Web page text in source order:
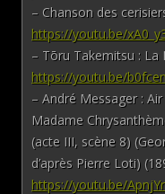
– Chanson des
https://youtu.be/
– Tōru Takemitsu : La
https://youtu.be/
– André Messager :
Madame
(acte III, scène 8)
d’après Pierre Loti)
https://youtu.be/